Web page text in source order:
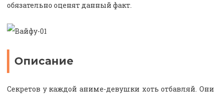
обязательно оценят данный факт.
Описание
Секретов у каждой аниме-девушки хоть отбавляй. Они